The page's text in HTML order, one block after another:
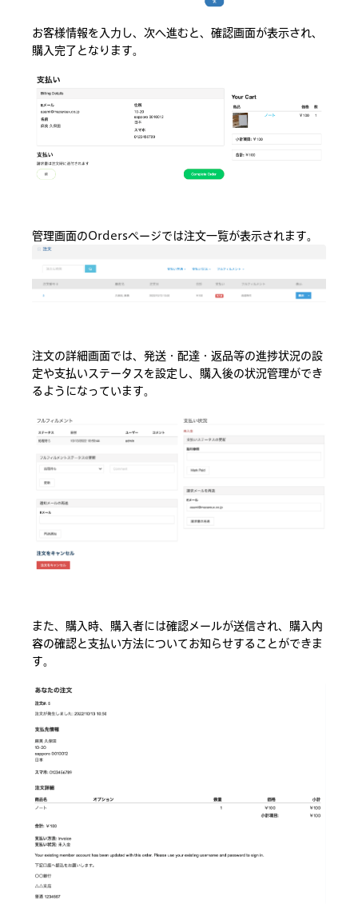
お客様情報を入力し、次へ進むと、確認画面が表示され、
購入完了となります。
管理画面のOrdersページでは注文一覧が表示されます。
注文の詳細画面では、発送・配達・返品等の進捗状況の設
定や支払いステータスを設定し、購入後の状況管理ができ
るようになっています。
また、購入時、購入者には確認メールが送信され、購入内
容の確認と支払い方法についてお知らせすることができま
す。